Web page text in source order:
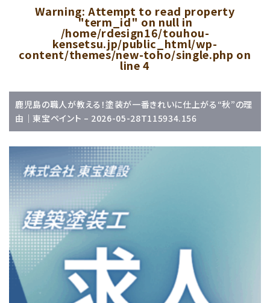
Warning: Attempt to read property
"term_id" on null in
/home/rdesign16/touhou-
kensetsu.jp/public_html/wp-
content/themes/new-toho/single.php on
line4
鹿児島の職人が教える！塗装が一番きれいに仕上がる“秋”の理
由｜東宝ペイント – 2026-05-28T115934.156